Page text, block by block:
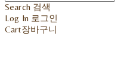
Search 검색
Log In 로그인
Cart장바구니